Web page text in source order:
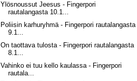
Ylösnoussut Jeesus - Fingerpori
rautalangasta 10.1...
Poliisin karhuryhmä - Fingerpori rautalangasta
9.1...
On taottava tulosta - Fingerpori rautalangasta
8.1...
Vahinko ei tuu kello kaulassa - Fingerpori
rautala...